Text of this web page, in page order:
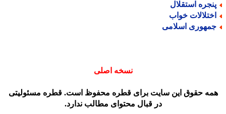
استقلال
خواب
اسلامی
نسخه اصلی
حقوق این سایت برای قطره محفوظ است. قطره مسئولیتی
در قبال محتوای مطالب ندارد.